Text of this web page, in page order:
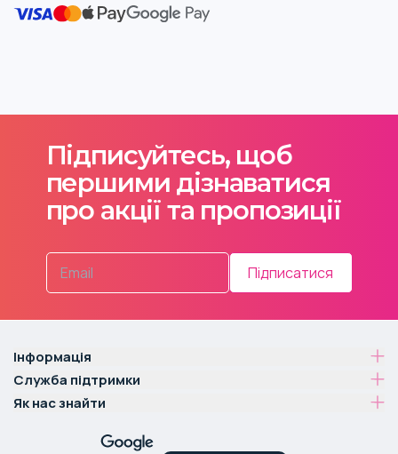
Підписуйтесь, щоб
першими дізнаватися
про акції та пропозиції
Підписатися
Інформація
Служба підтримки
Як нас знайти